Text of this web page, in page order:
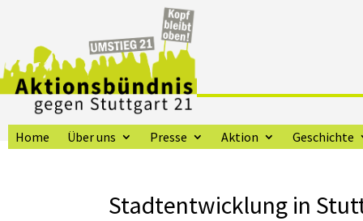
Home Über uns Presse Aktion Geschichte
Stadtentwicklung in